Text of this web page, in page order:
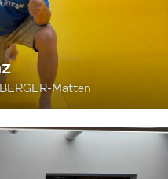
Matten